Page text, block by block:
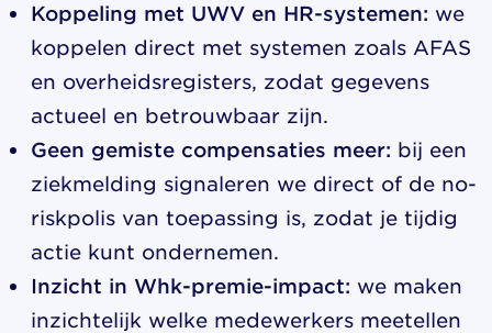
Koppeling met UWV en HR-systemen: we
koppelen direct met systemen zoals AFAS
en overheidsregisters, zodat gegevens
actueel en betrouwbaar zijn.
Geen gemiste compensaties meer: bij een
ziekmelding signaleren we direct of de no-
riskpolis van toepassing is, zodat je tijdig
actie kunt ondernemen.
Inzicht in Whk-premie-impact: we maken
inzichtelijk welke medewerkers meetellen